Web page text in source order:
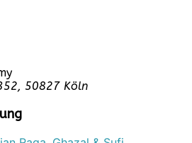
50827 Köln